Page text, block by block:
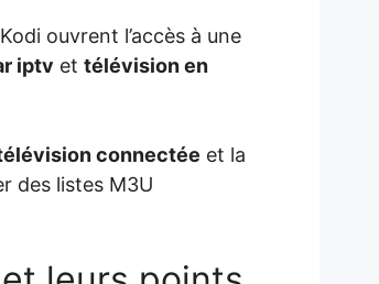
ouvrent l’accès à une
iptv et télévision en
connectée et la
des listes M3U